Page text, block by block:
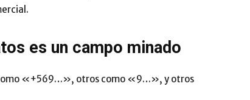
es un campo minado
«+569…», otros como «9…», y otros